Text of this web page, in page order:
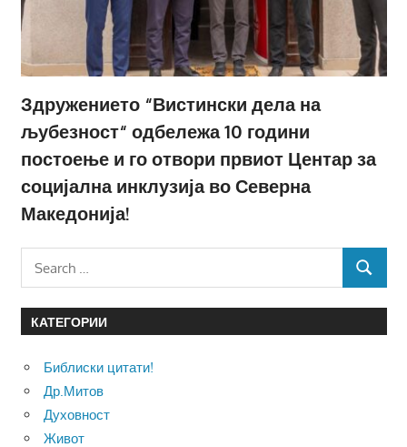
Здружението “Вистински дела на
љубезност“ одбележа 10 години
постоење и го отвори првиот Центар за
социјална инклузија во Северна
Македонија!
SEARCH
КАТЕГОРИИ
Библиски цитати!
Др.Митов
Духовност
Живот